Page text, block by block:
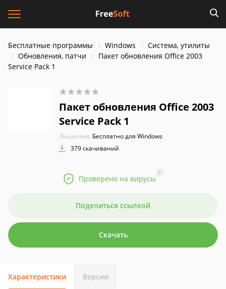
Бесплатные программы Windows
Система, утилиты
Обновления, патчи
Пакет обновления Office 2003
Service Pack 1
Пакет обновления Office 2003
Service Pack 1
Лицензия: Бесплатно для Windows
379 скачиваний
Проверено на вирусы
?
Поделиться ссылкой
Скачать
Характеристики Версии